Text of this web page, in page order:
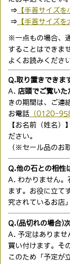
⇒ 【手首サイズを
⇒ 【手首サイズ
※一点もの場合、
することはできま
よくお読みください
Q.取り置きできま
A. 店頭でご覧いた
きの期間は、ご連
お電話（0120-
【お名前（姓名）
ださい。
（※セール品のお
Q.他の石との相性
A. わかりません。
ます。お役に立て
究されているお店
Q.(品切れの場合)
A. 予定はありませ
買い付けます。そ
このため「予定が